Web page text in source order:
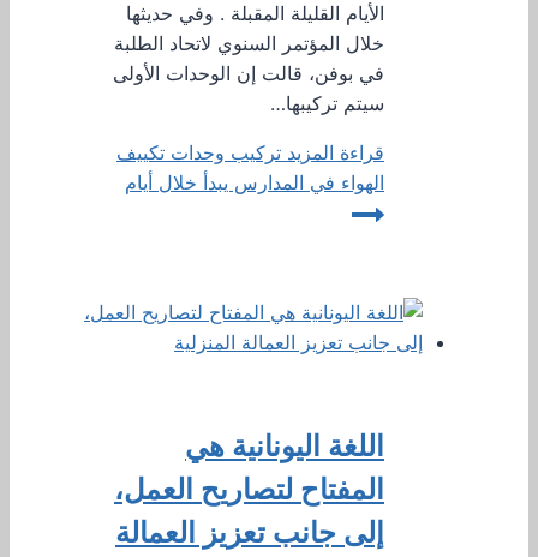
الأيام القليلة المقبلة . وفي حديثها
خلال المؤتمر السنوي لاتحاد الطلبة
في بوفن، قالت إن الوحدات الأولى
سيتم تركيبها…
قراءة المزيد تركيب وحدات تكييف
الهواء في المدارس يبدأ خلال أيام
اللغة اليونانية هي
المفتاح لتصاريح العمل،
إلى جانب تعزيز العمالة